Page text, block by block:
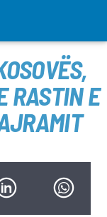
RASTIN E